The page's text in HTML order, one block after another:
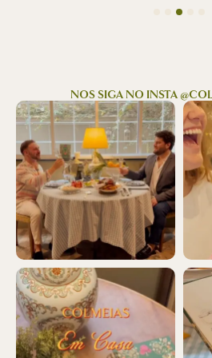
NOS SIGA NO INSTA